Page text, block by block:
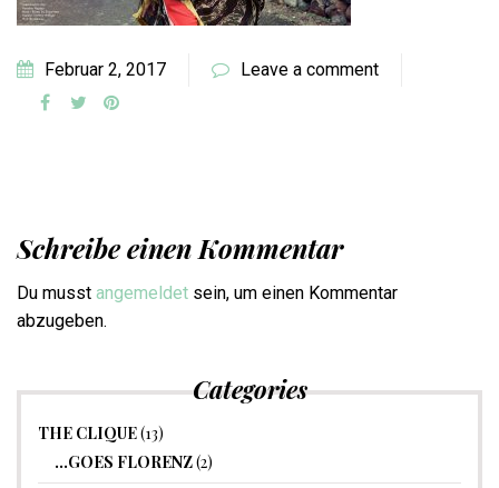
Februar 2, 2017 Leave a comment
Schreibe einen Kommentar
Du musst angemeldet sein, um einen Kommentar
abzugeben.
Categories
THE CLIQUE(13)
…GOES FLORENZ(2)